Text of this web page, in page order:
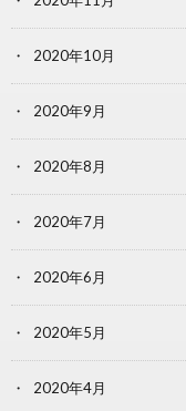
2020年10月
2020年9月
2020年8月
2020年7月
2020年6月
2020年5月
2020年4月